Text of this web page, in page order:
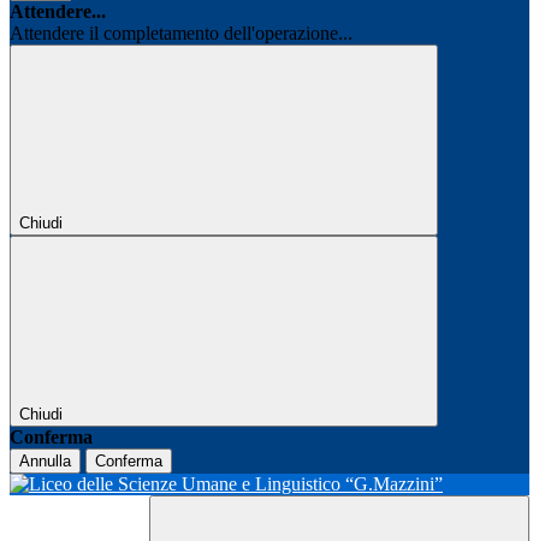
Attendere...
Attendere il completamento dell'operazione...
Chiudi
Chiudi
Conferma
Annulla Conferma